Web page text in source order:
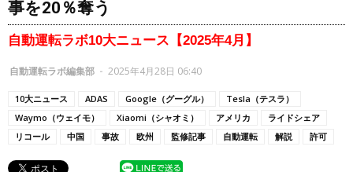
事を20％奪う
自動運転ラボ10大ニュース【2025年4月】
自動運転ラボ編集部 - 2025年4月28日 06:40
10大ニュース ADAS Google（グーグル）
Tesla（テスラ）
Waymo（ウェイモ）
Xiaomi（シャオミ） アメリカ
ライドシェア
リコール
中国 事故 欧州 監修記事 自動運転 解説 許可